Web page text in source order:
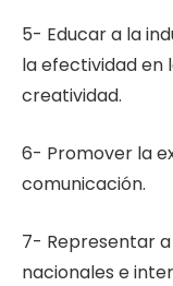
5- Educar a la
la efectividad en
creatividad.
6- Promover la
comunicación.
7- Representar
nacionales e